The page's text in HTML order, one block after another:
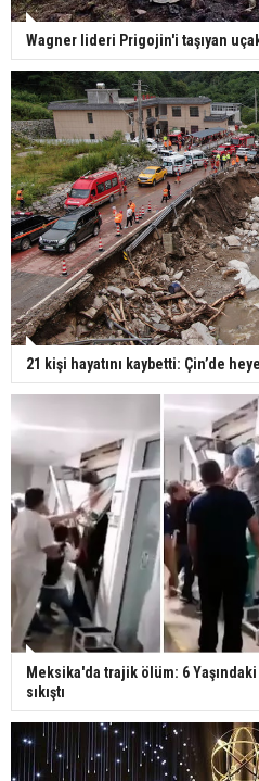
Wagner lideri Prigojin'i taşıyan
21 kişi hayatını kaybetti: Çin’de
Meksika'da trajik ölüm: 6
sıkıştı